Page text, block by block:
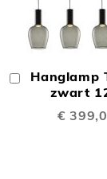
Hanglamp
zwart
€
In
Winkelwagen